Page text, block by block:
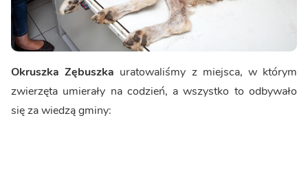
Okruszka Zębuszka uratowaliśmy z miejsca, w którym
zwierzęta umierały na codzień, a wszystko to odbywało
się za wiedzą gminy: